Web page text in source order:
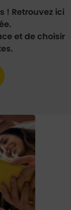
! Retrouvez ici
et de choisir